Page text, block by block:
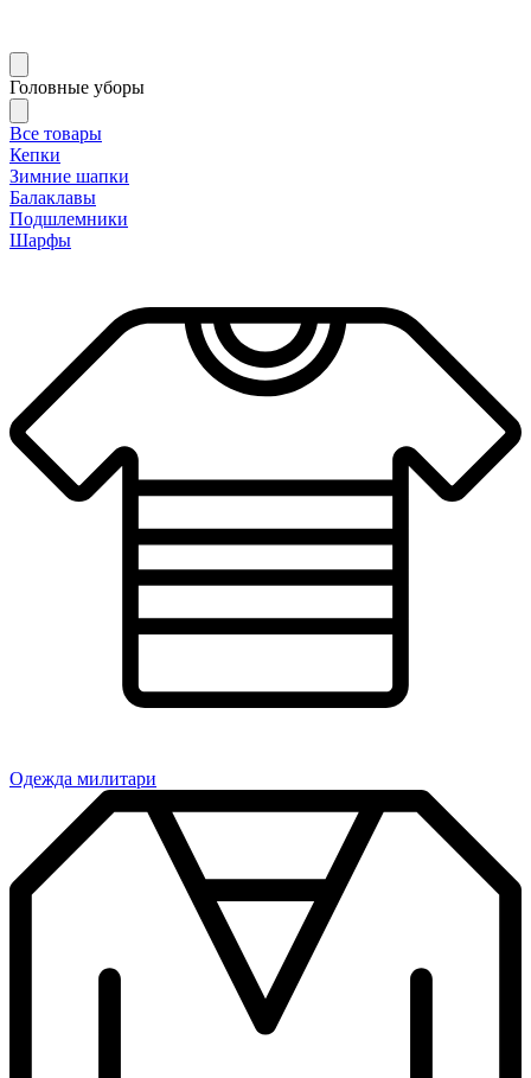
Головные уборы
Все товары
Кепки
Зимние шапки
Балаклавы
Подшлемники
Шарфы
Одежда милитари